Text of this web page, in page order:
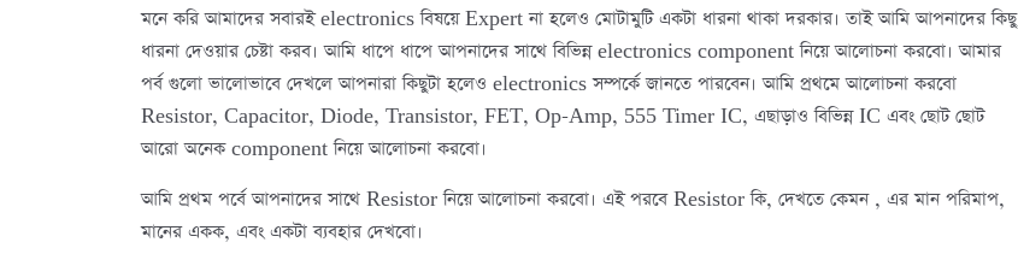
মনে করি আমাদের সবারই electronics বিষয়ে Expert না হলেও মোটামুটি একটা ধারনা থাকা দরকার। তাই আমি আপনাদের কিছু
ধারনা দেওয়ার চেষ্টা করব। আমি ধাপে ধাপে আপনাদের সাথে বিভিন্ন electronics component নিয়ে আলোচনা করবো। আমার
পর্ব গুলো ভালোভাবে দেখলে আপনারা কিছুটা হলেও electronics সম্পর্কে জানতে পারবেন। আমি প্রথমে আলোচনা করবো
Resistor, Capacitor, Diode, Transistor, FET, Op-Amp, 555 Timer IC, এছাড়াও বিভিন্ন IC এবং ছোট ছোট
আরো অনেক component নিয়ে আলোচনা করবো।
আমি প্রথম পর্বে আপনাদের সাথে Resistor নিয়ে আলোচনা করবো। এই পরবে Resistor কি, দেখতে কেমন , এর মান পরিমাপ,
মানের একক, এবং একটা ব্যবহার দেখবো।